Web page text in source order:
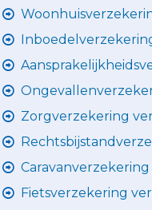
Zorgverzekering
Fietsverzekering